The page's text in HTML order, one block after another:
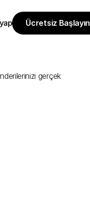
Enİyi
gerçek
Ücretsiz Başlayın
Ücretsiz Başlayın